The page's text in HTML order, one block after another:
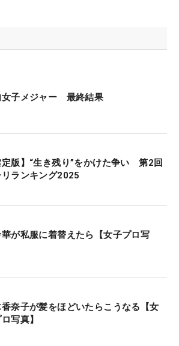
女子メジャー 最終結果
定版】“生き残り”をかけた争い 第2回
ランキング2025
が私服に着替えたら【女子プロ写
奈子が髪をほどいたらこうなる【女
写真】